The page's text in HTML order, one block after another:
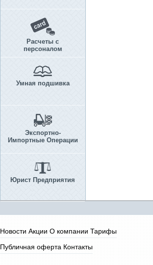
Расчеты с
персоналом
Умная подшивка
Экспортно-
Импортные Операции
Юрист Предприятия
Новости Акции О компании Тарифы
Публичная оферта Контакты